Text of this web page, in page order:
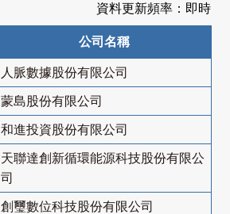
資料更新頻率：即時
公司名稱
人脈數據股份有限公司
蒙島股份有限公司
和進投資股份有限公司
天聯達創新循環能源科技股份有限公
司
創璽數位科技股份有限公司